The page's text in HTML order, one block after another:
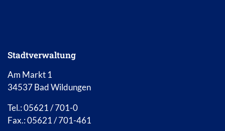
Stadtverwaltung
Am Markt 1
34537 Bad Wildungen
Tel.: 05621 / 701-0
Fax.: 05621 / 701-461